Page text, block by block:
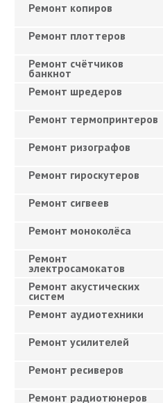
Ремонт копиров
Ремонт плоттеров
Ремонт счётчиков
банкнот
Ремонт шредеров
Ремонт термопринтеров
Ремонт ризографов
Ремонт гироскутеров
Ремонт сигвеев
Ремонт моноколёса
Ремонт
электросамокатов
Ремонт акустических
систем
Ремонт аудиотехники
Ремонт усилителей
Ремонт ресиверов
Ремонт радиотюнеров